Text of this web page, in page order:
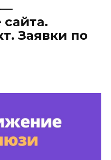
—
Заявки по